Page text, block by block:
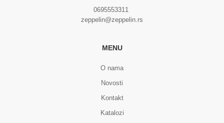
0695553311
zeppelin@zeppelin.rs
MENU
O nama
Novosti
Kontakt
Katalozi